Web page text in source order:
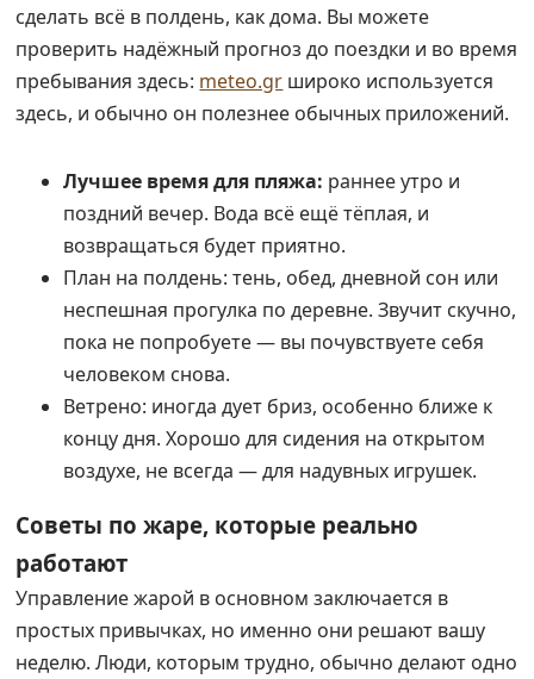
сделать всё в полдень, как дома. Вы можете
проверить надёжный прогноз до поездки и во время
пребывания здесь: meteo.gr широко используется
здесь, и обычно он полезнее обычных приложений.
Лучшее время для пляжа: раннее утро и
поздний вечер. Вода всё ещё тёплая, и
возвращаться будет приятно.
План на полдень: тень, обед, дневной сон или
неспешная прогулка по деревне. Звучит скучно,
пока не попробуете — вы почувствуете себя
человеком снова.
Ветрено: иногда дует бриз, особенно ближе к
концу дня. Хорошо для сидения на открытом
воздухе, не всегда — для надувных игрушек.
Советы по жаре, которые реально
работают
Управление жарой в основном заключается в
простых привычках, но именно они решают вашу
неделю. Люди, которым трудно, обычно делают одно